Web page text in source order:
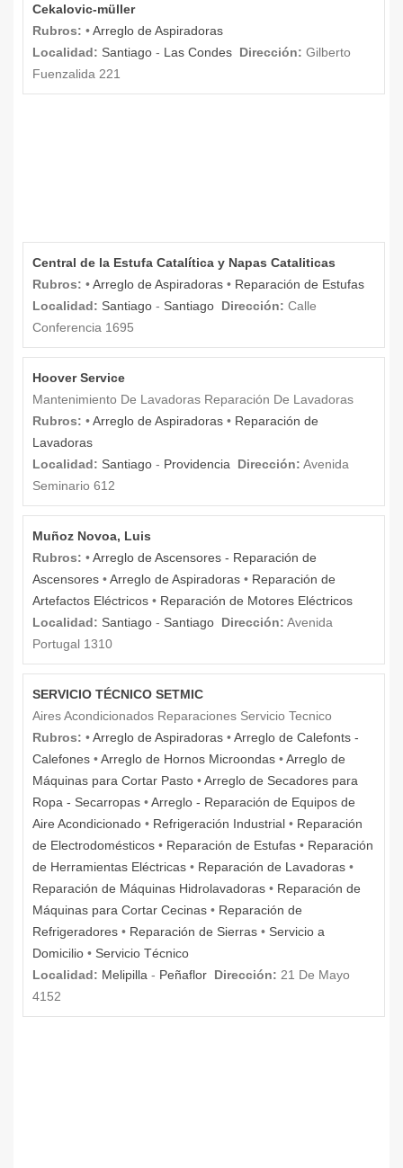
Cekalovic-müller
Rubros: •Arreglo de Aspiradoras
Localidad: Santiago - Las Condes Dirección: Gilberto
Fuenzalida 221
Central de la Estufa Catalítica y Napas Cataliticas
Rubros: •Arreglo de Aspiradoras • Reparación de Estufas
Localidad: Santiago - Santiago Dirección: Calle
Conferencia 1695
Hoover Service
Mantenimiento De Lavadoras Reparación De Lavadoras
Rubros: •Arreglo de Aspiradoras • Reparación de
Lavadoras
Localidad: Santiago - Providencia Dirección: Avenida
Seminario 612
Muñoz Novoa, Luis
Rubros: •Arreglo de Ascensores - Reparación de
Ascensores •Arreglo de Aspiradoras • Reparación de
Artefactos Eléctricos • Reparación de Motores Eléctricos
Localidad: Santiago - Santiago Dirección: Avenida
Portugal 1310
SERVICIO TÉCNICO SETMIC
Aires Acondicionados Reparaciones Servicio Tecnico
Rubros: •Arreglo de Aspiradoras •Arreglo de Calefonts -
Calefones •Arreglo de Hornos Microondas •Arreglo de
Máquinas para Cortar Pasto •Arreglo de Secadores para
Ropa - Secarropas •Arreglo - Reparación de Equipos de
Aire Acondicionado • Refrigeración Industrial • Reparación
de Electrodomésticos • Reparación de Estufas • Reparación
de Herramientas Eléctricas • Reparación de Lavadoras •
Reparación de Máquinas Hidrolavadoras • Reparación de
Máquinas para Cortar Cecinas • Reparación de
Refrigeradores • Reparación de Sierras • Servicio a
Domicilio • Servicio Técnico
Localidad: Melipilla - Peñaflor Dirección: 21 De Mayo
4152